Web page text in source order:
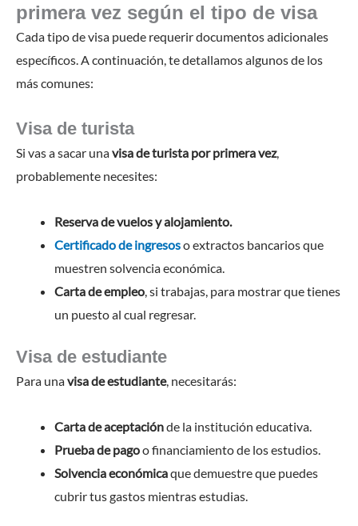
primera vez según el tipo de visa
Cada tipo de visa puede requerir documentos adicionales
específicos. A continuación, te detallamos algunos de los
más comunes:
Visa de turista
Si vas a sacar unavisa de turista por primera vez,
probablemente necesites:
Reserva de vuelos y alojamiento.
Certificado de ingresoso extractos bancarios que
muestren solvencia económica.
Carta de empleo, si trabajas, para mostrar que tienes
un puesto al cual regresar.
Visa de estudiante
Para unavisa de estudiante, necesitarás:
Carta de aceptaciónde la institución educativa.
Prueba de pagoo financiamiento de los estudios.
Solvencia económicaque demuestre que puedes
cubrir tus gastos mientras estudias.